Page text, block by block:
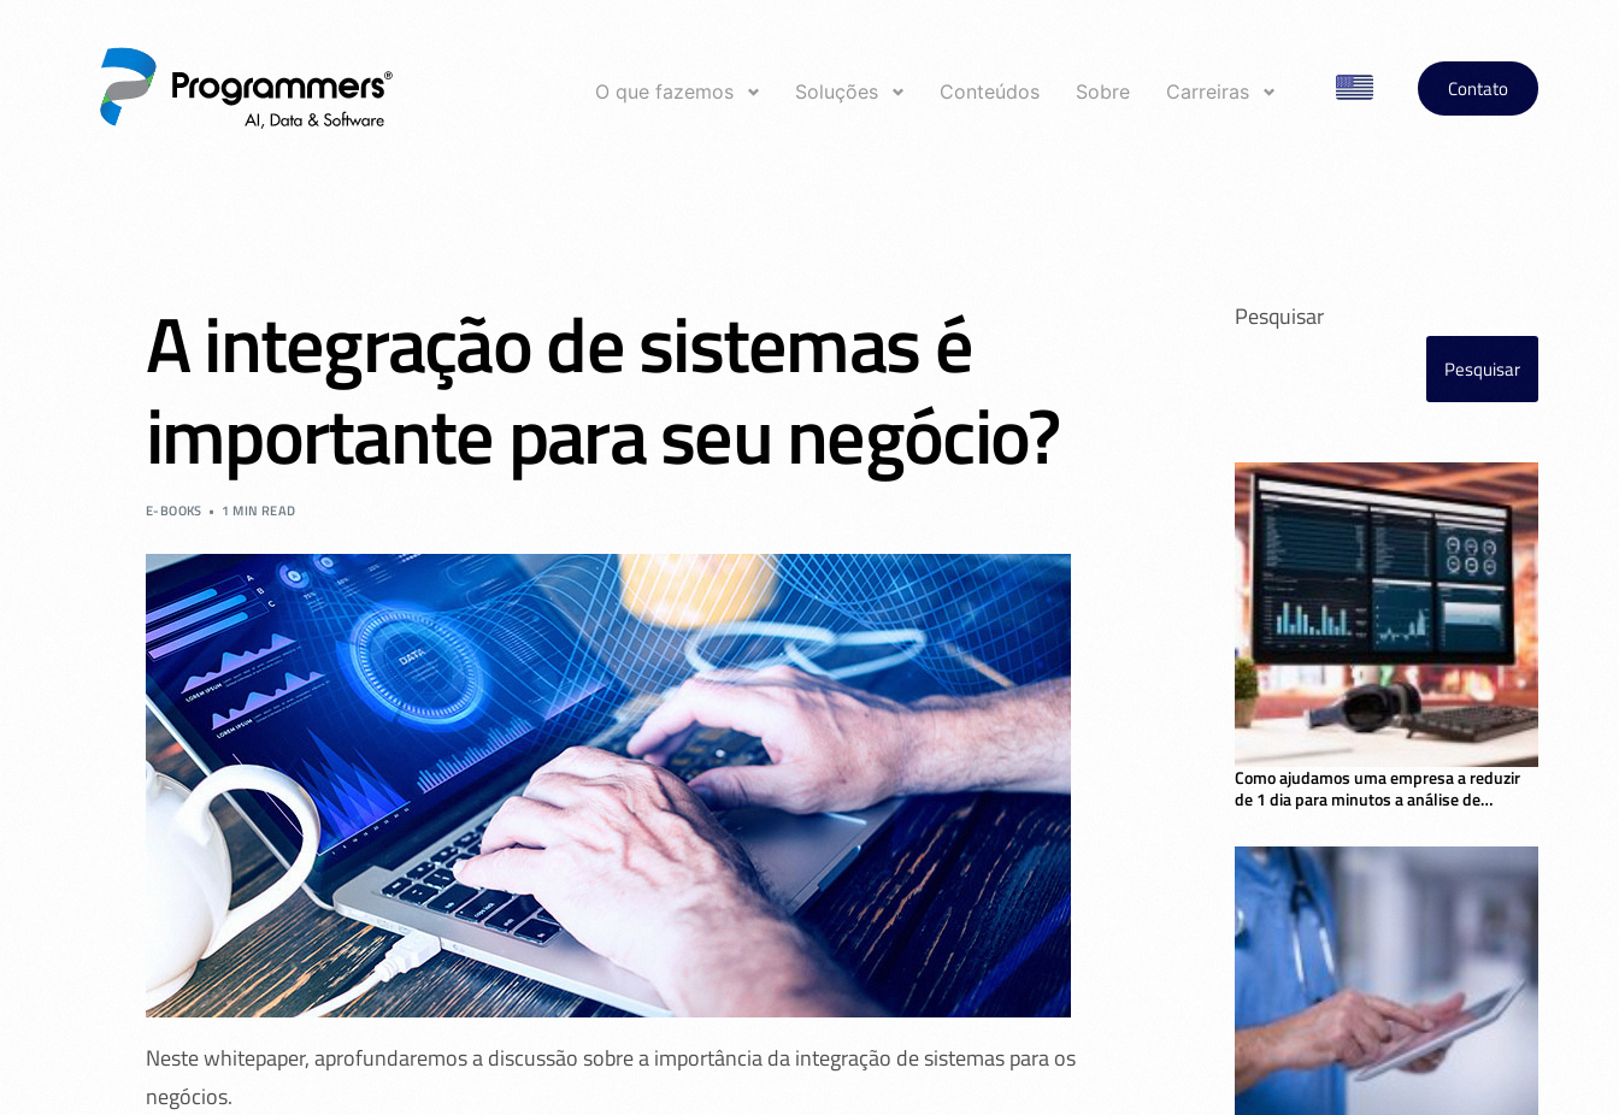
O que fazemos Soluções Conteúdos Sobre Carreiras Contato
A integração de sistemas é
importante para seu negócio?
E-BOOKS 1 MIN READ
Neste whitepaper, aprofundaremos a discussão sobre a importância da integração de sistemas para os
negócios.
Pesquisar
Pesquisar
Como ajudamos uma empresa a reduzir
de 1 dia para minutos a análise de